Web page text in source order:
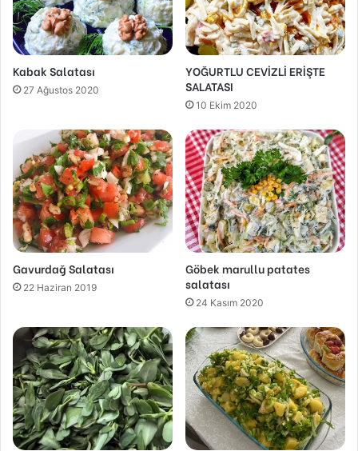
Kabak Salatası
27 Ağustos 2020
YOĞURTLU CEVİZLİ ERİŞTE
SALATASI
10 Ekim 2020
Gavurdağ Salatası
22 Haziran 2019
Göbek marullu patates
salatası
24 Kasım 2020